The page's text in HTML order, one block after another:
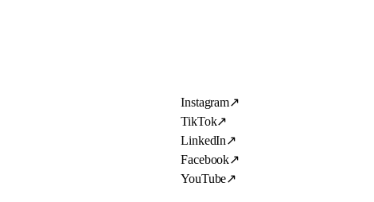
Instagram↗
TikTok↗
LinkedIn↗
Facebook↗
YouTube↗